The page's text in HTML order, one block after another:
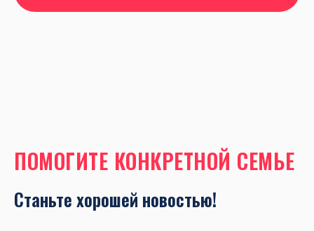
ПОМОГИТЕ КОНКРЕТНОЙ СЕМЬЕ
Станьте хорошей новостью!